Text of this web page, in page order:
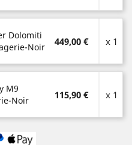
Dolomiti
Noir
449,00 € x 1
M9
Noir
115,90 € x 1